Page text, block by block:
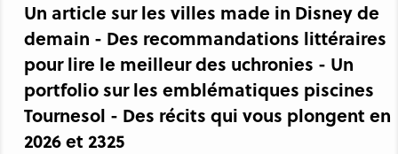
Un article sur les villes made in Disney de
demain - Des recommandations littéraires
pour lire le meilleur des uchronies - Un
portfolio sur les emblématiques piscines
Tournesol - Des récits qui vous plongent en
2026 et 2325